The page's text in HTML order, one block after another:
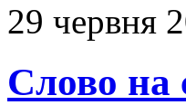
29 червня
Слово на